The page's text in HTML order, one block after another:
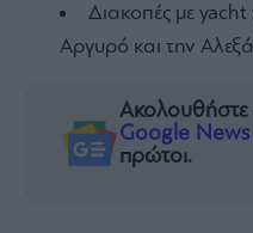
Διακοπές με yacht
Αργυρό και την
Google News
πρώτοι.